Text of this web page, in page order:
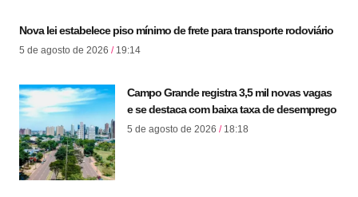
Nova lei estabelece piso mínimo de frete para transporte rodoviário
5 de agosto de 2026 19:14
Campo Grande registra 3,5 mil novas vagas
e se destaca com baixa taxa de desemprego
5 de agosto de 2026 18:18